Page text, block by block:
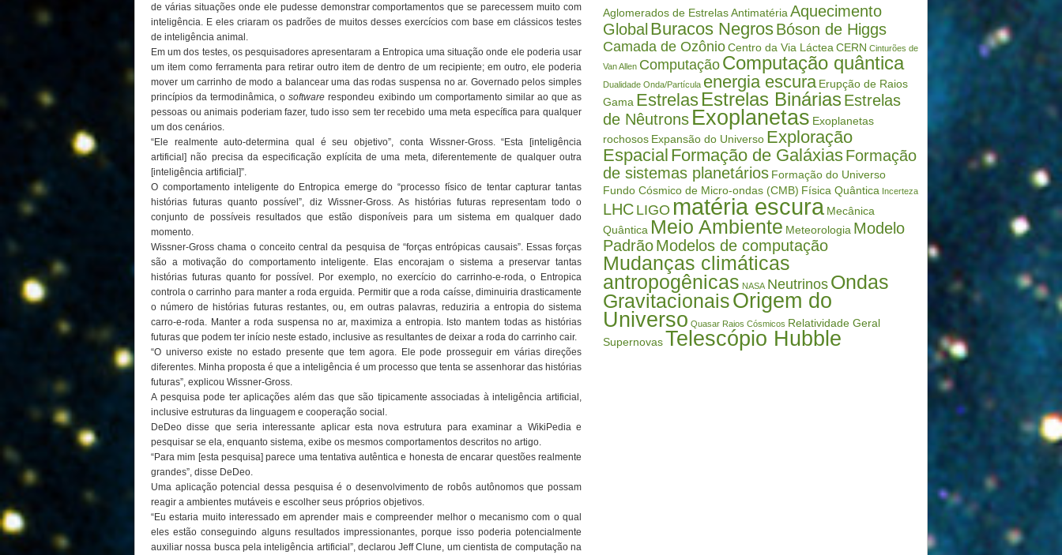
de várias situações onde ele pudesse demonstrar comportamentos que se parecessem muito com
inteligência. E eles criaram os padrões de muitos desses exercícios com base em clássicos testes
de inteligência animal.
Em um dos testes, os pesquisadores apresentaram a Entropica uma situação onde ele poderia usar
um item como ferramenta para retirar outro item de dentro de um recipiente; em outro, ele poderia
mover um carrinho de modo a balancear uma das rodas suspensa no ar. Governado pelos simples
princípios da termodinâmica, osoftware respondeu exibindo um comportamento similar ao que as
pessoas ou animais poderiam fazer, tudo isso sem ter recebido uma meta específica para qualquer
um dos cenários.
“Ele realmente auto-determina qual é seu objetivo”, conta Wissner-Gross. “Esta [inteligência
artificial] não precisa da especificação explícita de uma meta, diferentemente de qualquer outra
[inteligência artificial]”.
O comportamento inteligente do Entropica emerge do “processo físico de tentar capturar tantas
histórias futuras quanto possível”, diz Wissner-Gross. As histórias futuras representam todo o
conjunto de possíveis resultados que estão disponíveis para um sistema em qualquer dado
momento.
Wissner-Gross chama o conceito central da pesquisa de “forças entrópicas causais”. Essas forças
são a motivação do comportamento inteligente. Elas encorajam o sistema a preservar tantas
histórias futuras quanto for possível. Por exemplo, no exercício do carrinho-e-roda, o Entropica
controla o carrinho para manter a roda erguida. Permitir que a roda caísse, diminuiria drasticamente
o número de histórias futuras restantes, ou, em outras palavras, reduziria a entropia do sistema
carro-e-roda. Manter a roda suspensa no ar, maximiza a entropia. Isto mantem todas as histórias
futuras que podem ter início neste estado, inclusive as resultantes de deixar a roda do carrinho cair.
“O universo existe no estado presente que tem agora. Ele pode prosseguir em várias direções
diferentes. Minha proposta é que a inteligência é um processo que tenta se assenhorar das histórias
futuras”, explicou Wissner-Gross.
A pesquisa pode ter aplicações além das que são tipicamente associadas à inteligência artificial,
inclusive estruturas da linguagem e cooperação social.
DeDeo disse que seria interessante aplicar esta nova estrutura para examinar a WikiPedia e
pesquisar se ela, enquanto sistema, exibe os mesmos comportamentos descritos no artigo.
“Para mim [esta pesquisa] parece uma tentativa autêntica e honesta de encarar questões realmente
grandes”, disse DeDeo.
Uma aplicação potencial dessa pesquisa é o desenvolvimento de robôs autônomos que possam
reagir a ambientes mutáveis e escolher seus próprios objetivos.
“Eu estaria muito interessado em aprender mais e compreender melhor o mecanismo com o qual
eles estão conseguindo alguns resultados impressionantes, porque isso poderia potencialmente
auxiliar nossa busca pela inteligência artificial”, declarou Jeff Clune, um cientista de computação na
Aglomerados de EstrelasAntimatéria Aquecimento
Global Buracos NegrosBóson de Higgs
Camada de OzônioCentro da Via Láctea CERN Cinturões de
Van Allen Computação Computação quântica
Dualidade Onda/Partícula energia escura Erupção de Raios
Gama Estrelas Estrelas Binárias Estrelas
de Nêutrons Exoplanetas Exoplanetas
rochosos Expansão do Universo Exploração
Espacial Formação de GaláxiasFormação
de sistemas planetários Formação do Universo
Fundo Cósmico de Micro-ondas (CMB) Física Quântica Incerteza
LHC LIGO matéria escura Mecânica
Quântica Meio Ambiente Meteorologia Modelo
PadrãoModelos de computação
Mudanças climáticas
antropogênicas NASA Neutrinos Ondas
GravitacionaisOrigem do
Universo Quasar Raios Cósmicos Relatividade Geral
SupernovasTelescópio Hubble